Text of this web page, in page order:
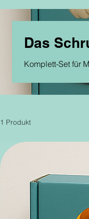
Das
Komplett-Set für
1 Produkt